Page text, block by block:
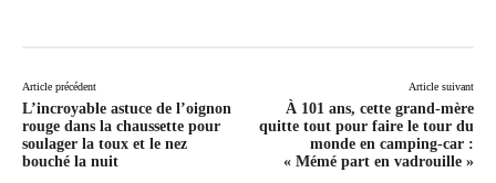
Article précédent
L’incroyable astuce de l’oignon
rouge dans la chaussette pour
soulager la toux et le nez
bouché la nuit
Article suivant
À 101 ans, cette grand-mère
quitte tout pour faire le tour du
monde en camping-car :
« Mémé part en vadrouille »